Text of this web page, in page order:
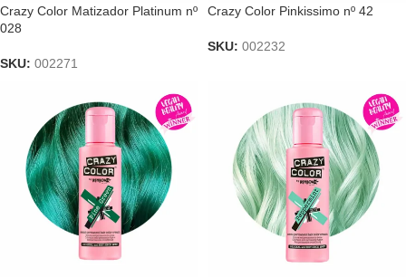
Crazy Color Matizador Platinum nº
028
SKU: 002271
Crazy Color Pinkissimo nº 42
SKU: 002232